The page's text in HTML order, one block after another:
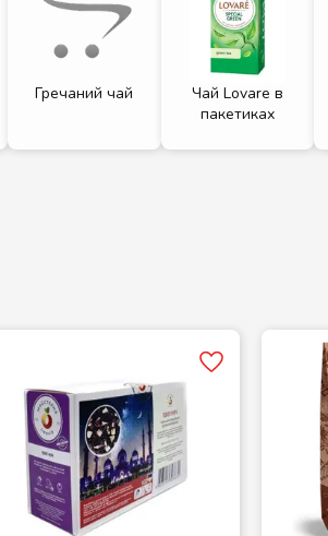
Гречаний чай
Чай Lovare в
пакетиках